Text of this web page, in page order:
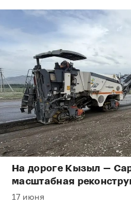
На дороге Кызыл —
масштабная
17 июня